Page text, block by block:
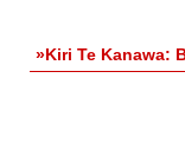
»Kiri Te Kanawa: